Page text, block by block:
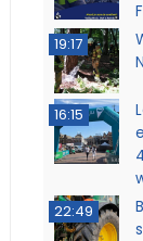
19:17
16:15
22:49